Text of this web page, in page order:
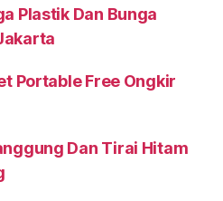
Plastik Dan Bunga
Portable Free Ongkir
Dan Tirai Hitam